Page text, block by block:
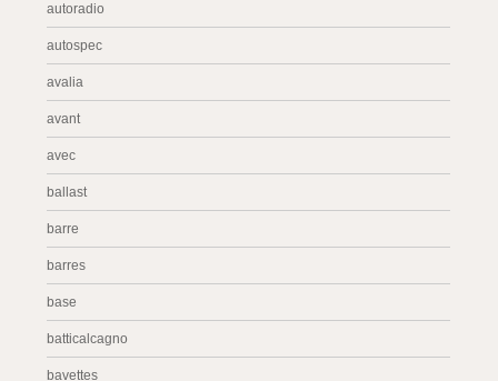
autoradio
autospec
avalia
avant
avec
ballast
barre
barres
base
batticalcagno
bavettes